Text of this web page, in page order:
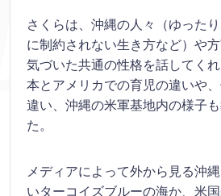
さくらは、沖縄の人々（ゆった
に制約されない生き方など）や
気づいた共通の性格を話してく
本とアメリカでの育児の違いや
違い、沖縄の米軍基地内の様子
た。
メディアによって外から見る沖
いターコイズブルーの海か、米